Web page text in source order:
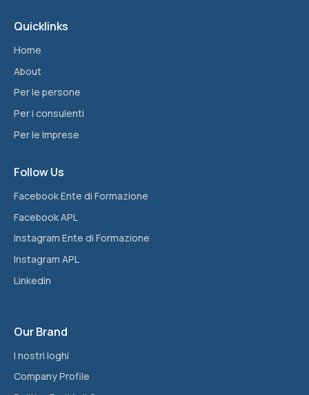
Quicklinks
Home
About
Per le persone
Per i consulenti
Per le Imprese
Follow Us
Facebook Ente di Formazione
Facebook APL
Instagram Ente di Formazione
Instagram APL
Linkedin
Our Brand
I nostri loghi
Company Profile